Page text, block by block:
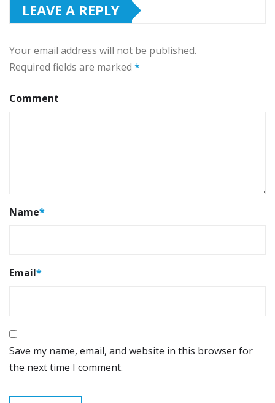
LEAVE A REPLY
Your email address will not be published.
Required fields are marked *
Comment
Name*
Email*
Save my name, email, and website in this browser for
the next time I comment.